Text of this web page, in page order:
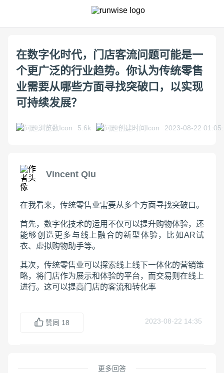
在数字化时代，门店客流问题可能是一
个更广泛的行业趋势。你认为传统零售
业需要从哪些方面寻找突破口，以实现
可持续发展？
5.6k 2023-08-22
Vincent Qiu
在我看来，传统零售业需要从多个方面寻找突破口。
首先，数字化技术的运用不仅可以提升购物体验，还
能够创造更多与线上融合的新型体验，比如AR试
衣、虚拟购物助手等。
其次，传统零售业可以探索线上线下一体化的营销策
略，将门店作为展示和体验的平台，而交易则在线上
进行。这可以提高门店的客流和转化率
赞同 18 2023-08-22 14:35
更多回答